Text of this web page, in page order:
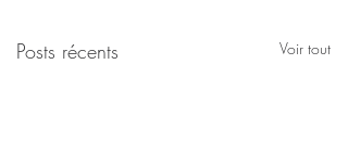
Posts récents Voir tout